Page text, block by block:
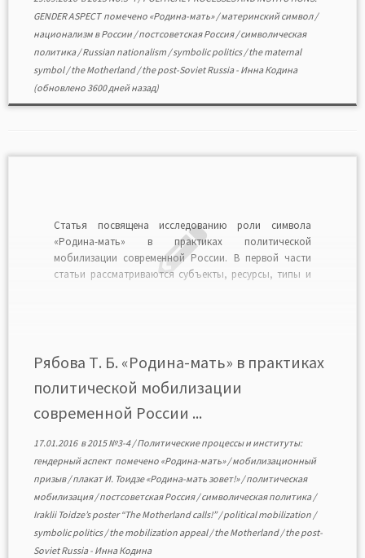
GENDER ASPECTпомечено «Родина-мать»/материнский символ/
национализм в России /постсоветская Россия/символическая
политика/Russian nationalism /symbolic politics/the maternal
symbol/the Motherland/the post-Soviet Russia- Инна Кодина
(обновлено 3600 дней назад)
Статья посвящена исследованию роли символа
«Родина-мать» в практиках политической
мобилизации современной России. В первой части
статьи рассматриваются субъекты, ресурсы, типы и
символа России на примере образа с плаката И.
Тоидзе […]
Рябова Т. Б. «Родина-мать» в практиках
политической мобилизации
современной России ...
17.01.2016в2015 №3-4/Политические процессы и институты:
гендерный аспект помечено «Родина-мать»/мобилизационный
призыв/плакат И. Тоидзе «Родина-мать зовет!»/политическая
мобилизация/постсоветская Россия/символическая политика/
Iraklii Toidze’s poster “The Motherland calls!”/political mobilization /
symbolic politics/the mobilization appeal/the Motherland/the post-
Soviet Russia- Инна Кодина